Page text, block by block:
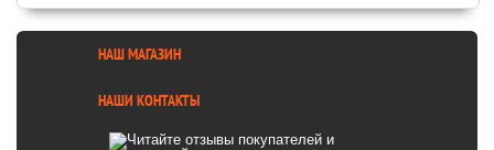
НАШ МАГАЗИН
НАШИ КОНТАКТЫ